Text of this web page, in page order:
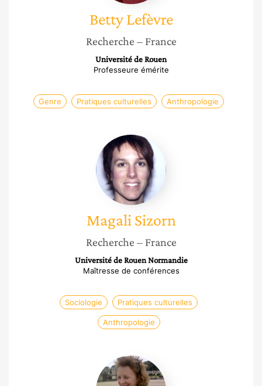
Betty Lefèvre
Recherche – France
Université de Rouen
Professeure émérite
Genre Pratiques culturelles Anthropologie
Magali
Sizorn
Magali Sizorn
Recherche – France
Université de Rouen Normandie
Maîtresse de conférences
Sociologie Pratiques culturelles
Anthropologie
Sonia
Bressler